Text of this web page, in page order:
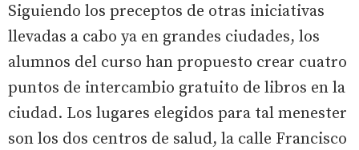
Siguiendo los preceptos de otras iniciativas
llevadas a cabo ya en grandes ciudades, los
alumnos del curso han propuesto crear cuatro
puntos de intercambio gratuito de libros en la
ciudad. Los lugares elegidos para tal menester
son los dos centros de salud, la calle Francisco